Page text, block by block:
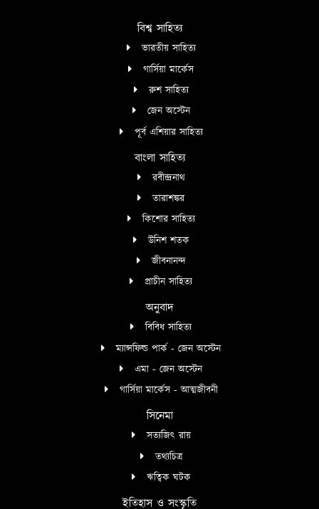
বিশ্ব সাহিত্য
ভারতীয় সাহিত্য
গার্সিয়া মার্কেস
রুশ সাহিত্য
জেন অস্টেন
পূর্ব এশিয়ার সাহিত্য
বাংলা সাহিত্য
রবীন্দ্রনাথ
তারাশঙ্কর
কিশোর সাহিত্য
উনিশ শতক
জীবনানন্দ
প্রাচীন সাহিত্য
অনুবাদ
বিবিধ সাহিত্য
ম্যান্সফিল্ড পার্ক - জেন অস্টেন
এমা - জেন অস্টেন
গার্সিয়া মার্কেস - আত্মজীবনী
সিনেমা
সত্যজিৎ রায়
তথ্যচিত্র
ঋত্বিক ঘটক
ইতিহাস ও সংস্কৃতি